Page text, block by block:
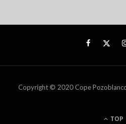
Copyright © 2020 Cope
TOP